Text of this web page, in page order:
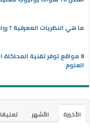
ما هي النظريات المعرفية ؟
8 مواقع توفر تقنية
العلوم
الأخيرة الأشهر